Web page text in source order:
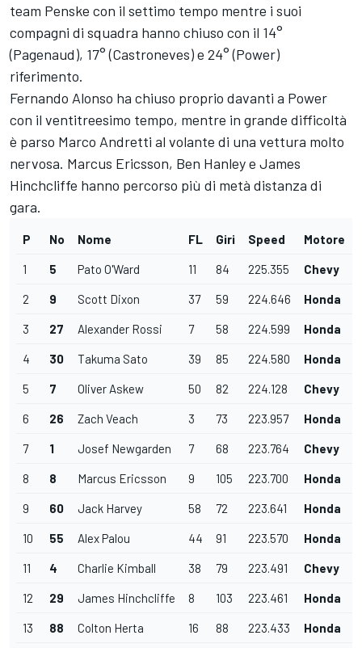
team Penske con il settimo tempo mentre i suoi
compagni di squadra hanno chiuso con il 14°
(Pagenaud), 17° (Castroneves) e 24° (Power)
riferimento.
Fernando Alonso ha chiuso proprio davanti a Power
con il ventitreesimo tempo, mentre in grande difficoltà
è parso Marco Andretti al volante di una vettura molto
nervosa. Marcus Ericsson, Ben Hanley e James
Hinchcliffe hanno percorso più di metà distanza di
gara.
P No Nome FL Giri Speed Motore
1 5 Pato O'Ward 11 84 225.355 Chevy
2 9 Scott Dixon 37 59 224.646 Honda
3 27 Alexander Rossi 7 58 224.599 Honda
4 30 Takuma Sato 39 85 224.580 Honda
5 7 Oliver Askew 50 82 224.128 Chevy
6 26 Zach Veach 3 73 223.957 Honda
7 1 Josef Newgarden 7 68 223.764 Chevy
8 8 Marcus Ericsson 9 105 223.700 Honda
9 60 Jack Harvey 58 72 223.641 Honda
10 55 Alex Palou 44 91 223.570 Honda
11 4 Charlie Kimball 38 79 223.491 Chevy
12 29 James Hinchcliffe 8 103 223.461 Honda
13 88 Colton Herta 16 88 223.433 Honda